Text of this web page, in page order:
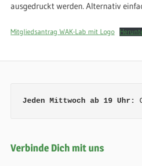
ausgedruckt werden. Alternativ
Mitgliedsantrag WAK-Lab mit Logo
Jeden Mittwoch ab 19 Uhr:
Verbinde Dich mit uns